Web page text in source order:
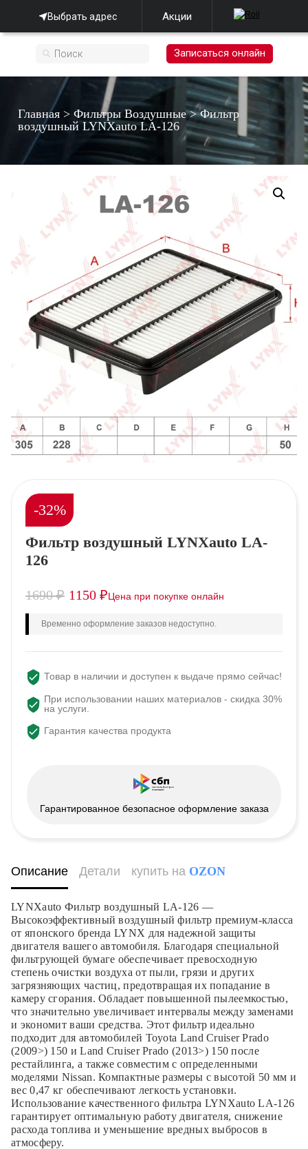
Выбрать адрес Акции
Записаться онлайн
Главная >Фильтры Воздушные>Фильтр
воздушный LYNXauto LA-126
-32%
Фильтр воздушный LYNXauto LA-
126
1690₽ 1150 ₽
Временно оформление заказов недоступно.
Товар в наличии и доступен к выдаче прямо сейчас!
При использовании наших материалов - скидка 30%
на услуги.
Гарантия качества продукта
Гарантированное безопасное оформление заказа
Описание Детали купить на OZON
LYNXauto Фильтр воздушный LA-126 —
Высокоэффективный воздушный фильтр премиум-класса
от японского бренда LYNX для надежной защиты
двигателя вашего автомобиля. Благодаря специальной
фильтрующей бумаге обеспечивает превосходную
степень очистки воздуха от пыли, грязи и других
загрязняющих частиц, предотвращая их попадание в
камеру сгорания. Обладает повышенной пылеемкостью,
что значительно увеличивает интервалы между заменами
и экономит ваши средства. Этот фильтр идеально
подходит для автомобилей Toyota Land Cruiser Prado
(2009>) 150 и Land Cruiser Prado (2013>) 150 после
рестайлинга, а также совместим с определенными
моделями Nissan. Компактные размеры с высотой 50 мм и
вес 0,47 кг обеспечивают легкость установки.
Использование качественного фильтра LYNXauto LA-126
гарантирует оптимальную работу двигателя, снижение
расхода топлива и уменьшение вредных выбросов в
атмосферу.